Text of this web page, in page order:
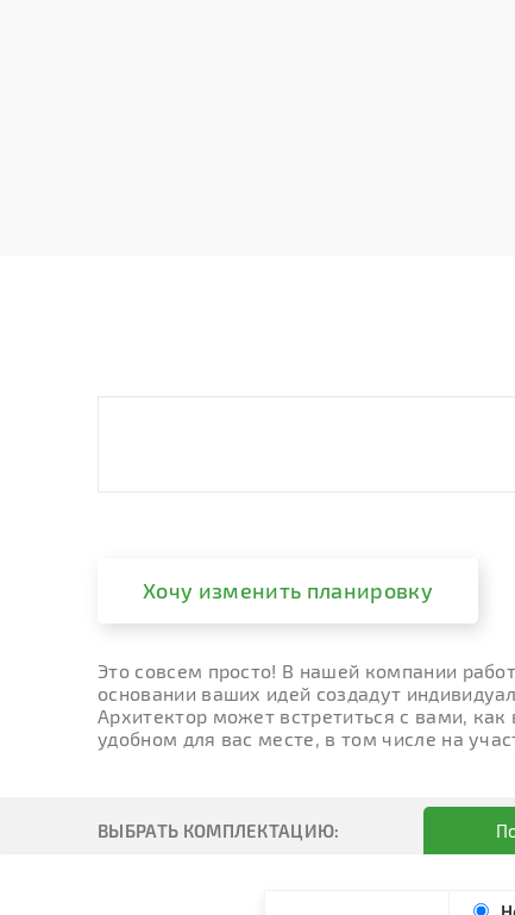
Хочу изменить планировку
Это совсем просто! В нашей компании
основании ваших идей создадут
Архитектор может встретиться с вами,
удобном для вас месте, в том числе на
ВЫБРАТЬ КОМПЛЕКТАЦИЮ: